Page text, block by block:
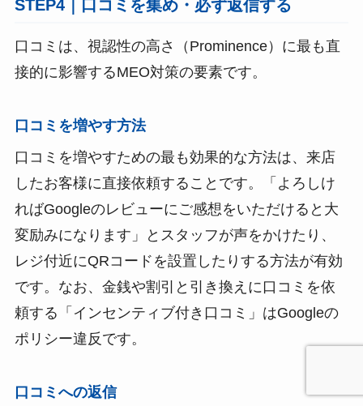
STEP4｜口コミを集め・必ず返信する
口コミは、視認性の高さ（Prominence）に最も直
接的に影響するMEO対策の要素です。
口コミを増やす方法
口コミを増やすための最も効果的な方法は、来店
したお客様に直接依頼することです。「よろしけ
ればGoogleのレビューにご感想をいただけると大
変励みになります」とスタッフが声をかけたり、
レジ付近にQRコードを設置したりする方法が有効
です。なお、金銭や割引と引き換えに口コミを依
頼する「インセンティブ付き口コミ」はGoogleの
ポリシー違反です。
口コミへの返信